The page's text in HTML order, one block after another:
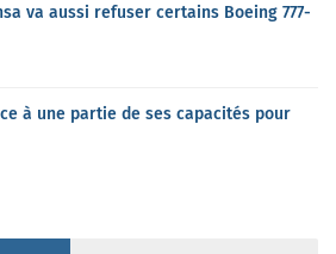
va aussi refuser certains Boeing 777-
à une partie de ses capacités pour